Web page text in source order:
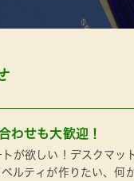
わせも大歓迎！
トが欲しい！デスクマッ
ベルティが作りたい、何